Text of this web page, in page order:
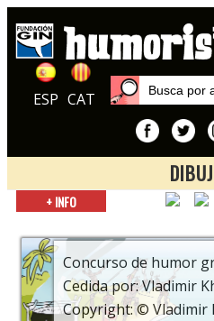
ESP CAT
Inicio
8º Concurso de humor gráfico
+ INFO
Concurso de humor
Cedida por: Vladimir
Copyright: © Vladimir